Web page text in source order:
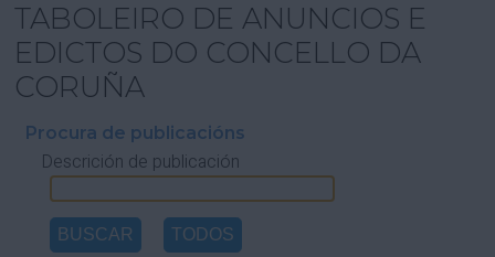
CARTAFOL CIDADÁN
AXUDA
TABOLEIRO DE ANUNCIOS E
EDICTOS DO CONCELLO DA
CORUÑA
Procura de publicacións
Descrición de publicación